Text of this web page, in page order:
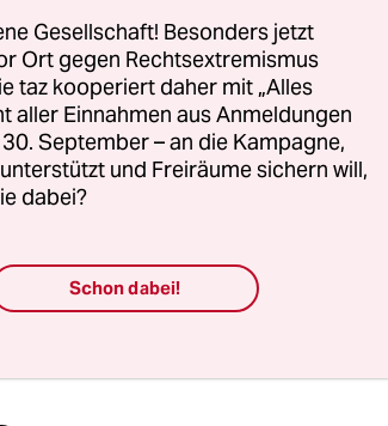
für deren
frei
Engagement.
Sie unsere
Gesellschaft! Besonders jetzt
Ort gegen Rechtsextremismus
taz kooperiert daher mit „Alles
aller Einnahmen aus Anmeldungen
September – an die Kampagne,
und Freiräume sichern will,
dabei?
Schon dabei!